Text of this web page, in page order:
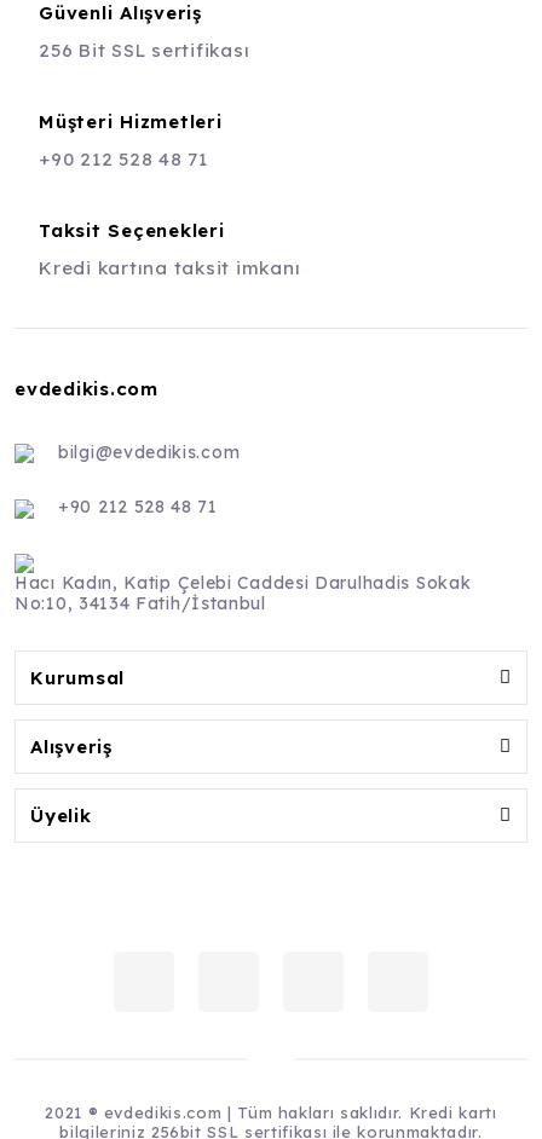
Güvenli Alışveriş
256 Bit SSL sertifikası
Müşteri Hizmetleri
+90 212 528 48 71
Taksit Seçenekleri
Kredi kartına taksit imkanı
evdedikis.com
bilgi@evdedikis.com
+90 212 528 48 71
Hacı Kadın, Katip Çelebi Caddesi Darulhadis Sokak
No:10, 34134 Fatih/İstanbul
Kurumsal
Alışveriş
Üyelik
2021 ® evdedikis.com | Tüm hakları saklıdır. Kredi kartı
bilgileriniz 256bit SSL sertifikası ile korunmaktadır.